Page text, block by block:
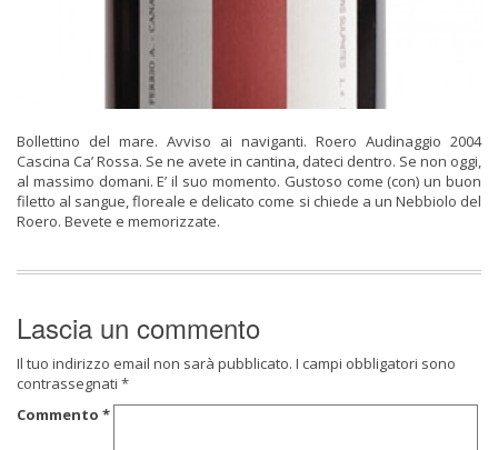
Bollettino del mare. Avviso ai naviganti. Roero Audinaggio 2004
Cascina Ca’ Rossa. Se ne avete in cantina, dateci dentro. Se non oggi,
al massimo domani. E’ il suo momento. Gustoso come (con) un buon
filetto al sangue, floreale e delicato come si chiede a un Nebbiolo del
Roero. Bevete e memorizzate.
Lascia un commento
Il tuo indirizzo email non sarà pubblicato. I campi obbligatori sono
contrassegnati *
Commento *